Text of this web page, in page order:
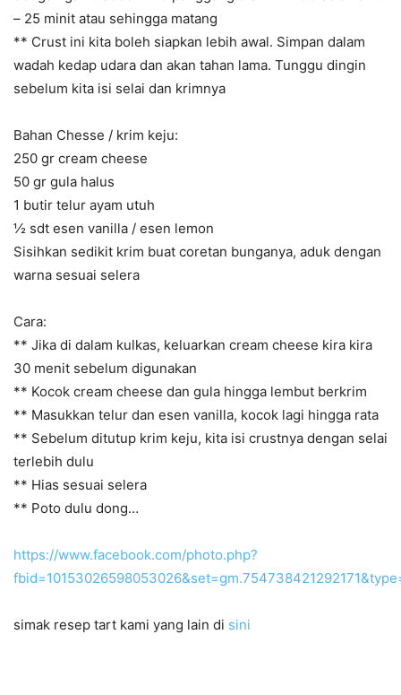
– 25 minit atau sehingga matang
** Crust ini kita boleh siapkan lebih awal. Simpan dalam
wadah kedap udara dan akan tahan lama. Tunggu dingin
sebelum kita isi selai dan krimnya
Bahan Chesse / krim keju:
250 gr cream cheese
50 gr gula halus
1 butir telur ayam utuh
½ sdt esen vanilla / esen lemon
Sisihkan sedikit krim buat coretan bunganya, aduk dengan
warna sesuai selera
Cara:
** Jika di dalam kulkas, keluarkan cream cheese kira kira
30 menit sebelum digunakan
** Kocok cream cheese dan gula hingga lembut berkrim
** Masukkan telur dan esen vanilla, kocok lagi hingga rata
** Sebelum ditutup krim keju, kita isi crustnya dengan selai
terlebih dulu
** Hias sesuai selera
** Poto dulu dong…
https://www.facebook.com/photo.php?
simak resep tart kami yang lain di sini